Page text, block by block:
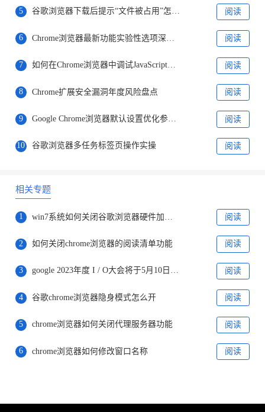
5 谷歌浏览器下载后提示“文件被占用”怎么解决 阅读
6 阅读
7 如何在Chrome浏览器中调试JavaScript代码 阅读
8 Chrome扩展安全漏洞年度风险盘点 阅读
9 Google Chrome浏览器默认设置优化参考配置 阅读
10 谷歌浏览器多任务标签页操作实操 阅读
相关专题
1 阅读
2 如何关闭chrome浏览器的阅读清单功能 阅读
3 google 2023年度 I / O大会将于5月10日开放，向所有在线用户开放 阅读
4 谷歌chrome浏览器隐身模式怎么开 阅读
5 chrome浏览器如何关闭代理服务器功能 阅读
6 chrome浏览器如何修改窗口名称 阅读